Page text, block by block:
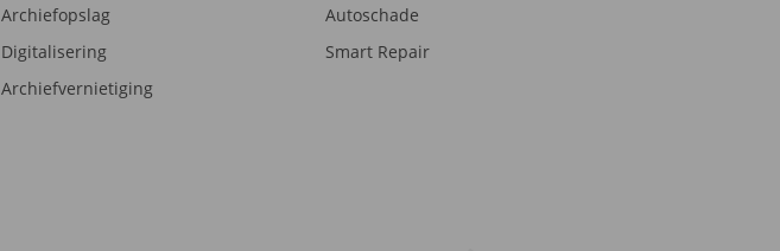
Archiefopslag
Digitalisering
Archiefvernietiging
Autoschade
Smart Repair